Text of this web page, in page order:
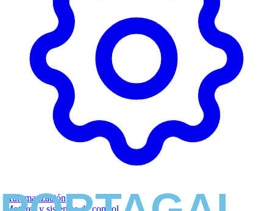
Automatización
Motores y sistemas de control